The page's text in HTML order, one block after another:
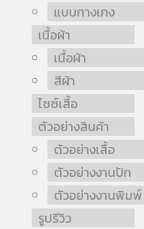
แบบกางเกง
เนื้อผ้า
เนื้อผ้า
สีผ้า
ไซซ์เสื้อ
ตัวอย่างสินค้า
ตัวอย่างเสื้อ
ตัวอย่างงานปัก
ตัวอย่างงานพิมพ์
รูปรีวิว